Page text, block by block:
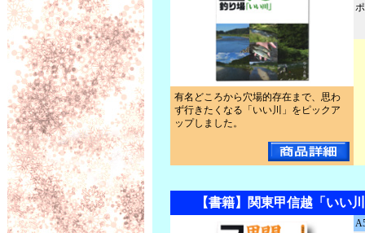
有名どころから穴場的存在まで、思わ
ず行きたくなる「いい川」をピックア
ップしました。
【書籍】関東甲信越「いい